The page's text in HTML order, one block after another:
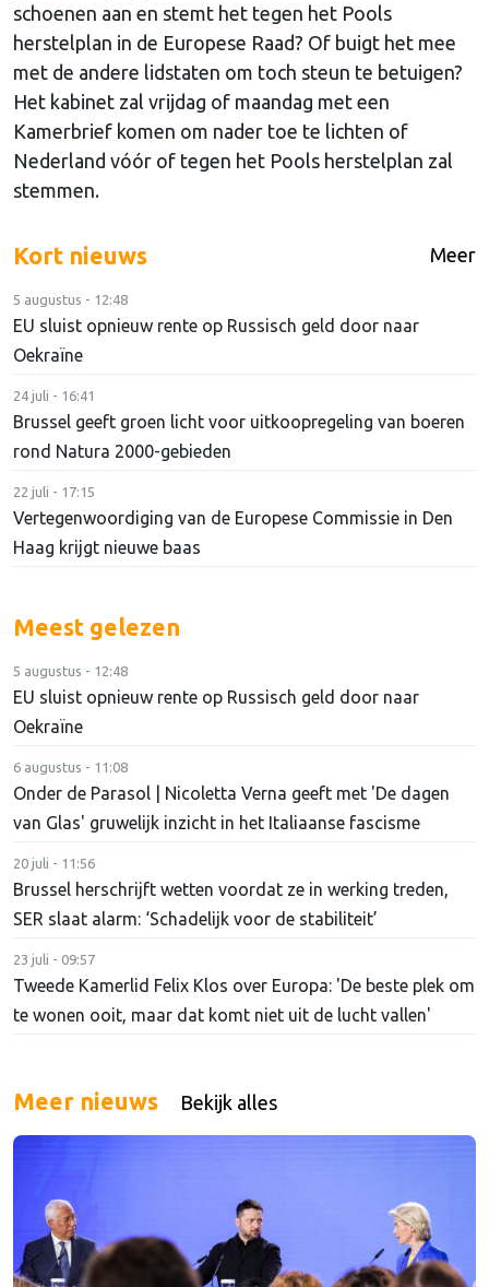
schoenen aan en stemt het tegen het Pools
herstelplan in de Europese Raad? Of buigt het mee
met de andere lidstaten om toch steun te betuigen?
Het kabinet zal vrijdag of maandag met een
Kamerbrief komen om nader toe te lichten of
Nederland vóór of tegen het Pools herstelplan zal
stemmen.
Kort nieuws Meer
5 augustus - 12:48
EU sluist opnieuw rente op Russisch geld door naar
Oekraïne
24 juli - 16:41
Brussel geeft groen licht voor uitkoopregeling van boeren
rond Natura 2000-gebieden
22 juli - 17:15
Vertegenwoordiging van de Europese Commissie in Den
Haag krijgt nieuwe baas
Meest gelezen
5 augustus - 12:48
EU sluist opnieuw rente op Russisch geld door naar
Oekraïne
6 augustus - 11:08
Onder de Parasol | Nicoletta Verna geeft met 'De dagen
van Glas' gruwelijk inzicht in het Italiaanse fascisme
20 juli - 11:56
Brussel herschrijft wetten voordat ze in werking treden,
SER slaat alarm: ‘Schadelijk voor de stabiliteit’
23 juli - 09:57
Tweede Kamerlid Felix Klos over Europa: 'De beste plek om
te wonen ooit, maar dat komt niet uit de lucht vallen'
Meer nieuws Bekijk alles